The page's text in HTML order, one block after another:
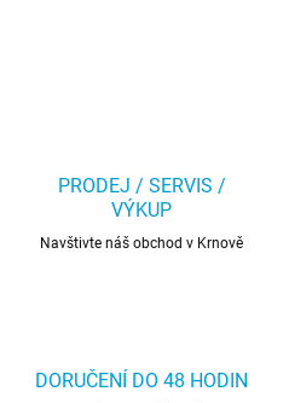
PRODEJ / SERVIS /
VÝKUP
Navštivte náš obchod v Krnově
DORUČENÍ DO 48 HODIN